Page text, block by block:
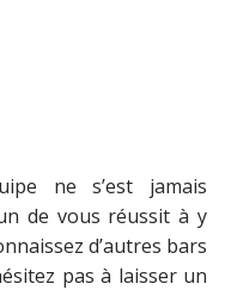
ne s’est jamais
de vous réussit à y
d’autres bars
pas à laisser un